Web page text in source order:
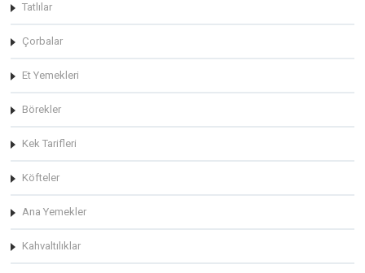
Tatlılar
Çorbalar
Et Yemekleri
Börekler
Kek Tarifleri
Köfteler
Ana Yemekler
Kahvaltılıklar